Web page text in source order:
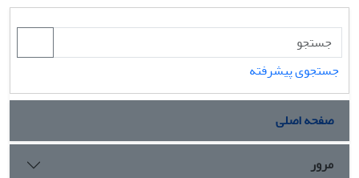
جستجوی پیشرفته
صفحه اصلی
مرور